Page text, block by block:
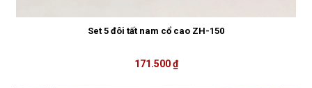
Set 5 đôi tất nam cổ cao ZH-150
171.500 ₫